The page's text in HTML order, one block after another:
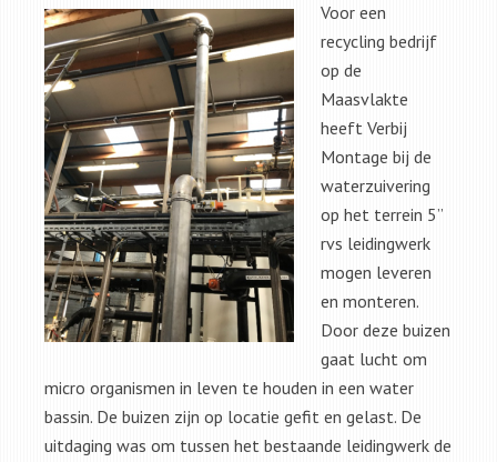
Voor een
recycling bedrijf
op de
Maasvlakte
heeft Verbij
Montage bij de
waterzuivering
op het terrein 5’’
rvs leidingwerk
mogen leveren
en monteren.
Door deze buizen
gaat lucht om
micro organismen in leven te houden in een water
bassin. De buizen zijn op locatie gefit en gelast. De
uitdaging was om tussen het bestaande leidingwerk de